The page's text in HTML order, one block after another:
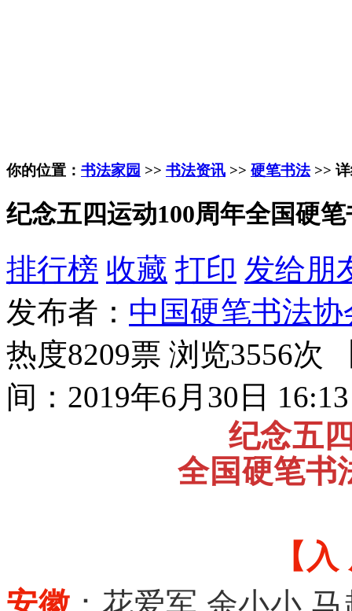
你的位置： 书法家园 >> 书法资讯 >> 硬笔书法>>
纪念五四运动100周年全国硬
排行榜 收藏 打印 发给朋
发布者： 中国硬笔书法协
热度8209票 浏览3556次
间：2019年6月30日 16:13
纪念五
全国硬笔书
【